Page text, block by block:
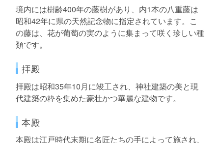
境内には樹齢400年の藤樹があり、内1本の八重藤は
昭和42年に県の天然記念物に指定されています。こ
の藤は、花が葡萄の実のように集まって咲く珍しい種
類です。
拝殿
拝殿は昭和35年10月に竣工され、神社建築の美と現
代建築の粋を集めた豪壮かつ華麗な建物です。
本殿
本殿は江戸時代末期に名匠たちの手によって施され、